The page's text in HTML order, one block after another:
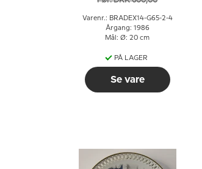
Varenr.: BRADEX14-G65-2-4
Årgang: 1986
Mål: Ø: 20 cm
PÅ LAGER
Se vare